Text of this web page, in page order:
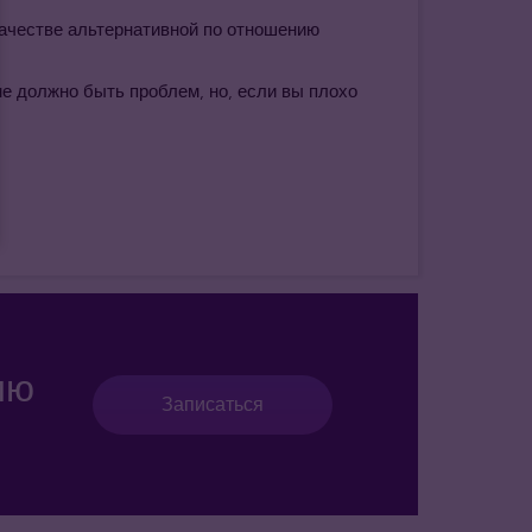
альтернативной по отношению
должно быть проблем, но, если вы плохо
Записаться